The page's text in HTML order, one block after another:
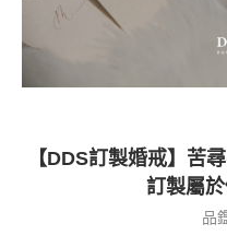
【DDS訂製婚戒】苦
訂製屬
品